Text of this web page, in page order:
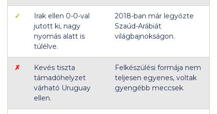
✓
Irak ellen 0-0-val
jutott ki, nagy
nyomás alatt is
túlélve.
2018-ban már legyőzte
Szaúd-Arábiát
világbajnokságon.
✗
Kevés tiszta
támadóhelyzet
várható Uruguay
ellen.
Felkészülési formája nem
teljesen egyenes, voltak
gyengébb meccsek.